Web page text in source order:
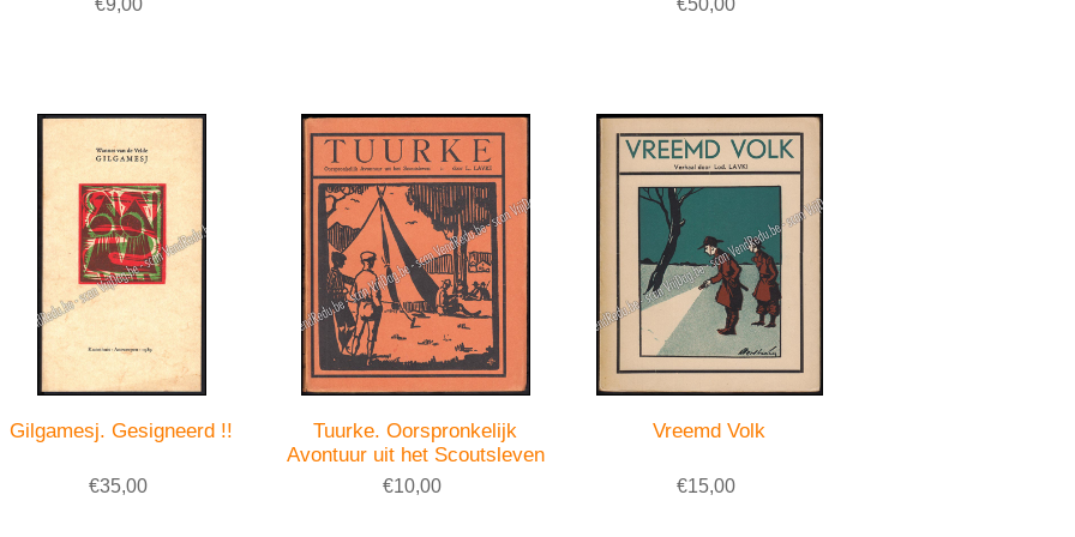
Gilgamesj. Gesigneerd !!
€35,00
Tuurke. Oorspronkelijk
Avontuur uit het Scoutsleven
€10,00
Vreemd Volk
€15,00